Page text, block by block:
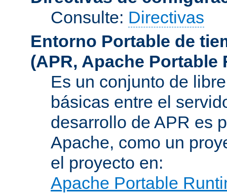
Consulte: Directivas
Entorno Portable de
(APR, Apache Portable
Es un conjunto de
básicas entre el
desarrollo de APR es
Apache, como un
el proyecto en:
Apache Portable